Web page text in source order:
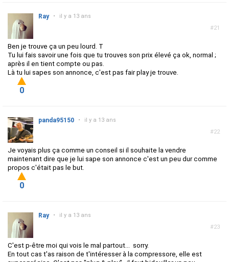
#21
Ray • il y a 13 ans
Ben je trouve ça un peu lourd. T
Tu lui fais savoir une fois que tu trouves son prix élevé ça ok, normal ;
après il en tient compte ou pas.
Là tu lui sapes son annonce, c'est pas fair play je trouve.
0
#22
panda95150 • il y a 13 ans
Je voyais plus ça comme un conseil si il souhaite la vendre
maintenant dire que je lui sape son annonce c'est un peu dur comme
propos c'était pas le but.
0
#23
Ray • il y a 13 ans
C'est p-être moi qui vois le mal partout... sorry.
En tout cas t'as raison de t'intéresser à la compressore, elle est